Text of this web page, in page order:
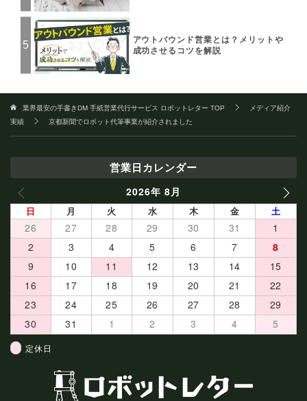
アウトバウンド営業とは？メリットや
成功させるコツを解説
業界最安の手書きDM 手紙営業代行サービス ロボットレター TOP
メディア紹介
実績
京都新聞でロボット代筆事業が紹介されました
営業日カレンダー
2026年 8月 NEXT
日 月 火 水 木 金 土
26 27 28 29 30 31
1
2
3 4 5 6 7
8
9
10 11 12 13 14
15
16
17 18 19 20 21
22
23
24 25 26 27 28
29
30
31 1 2 3 4 5
定休日